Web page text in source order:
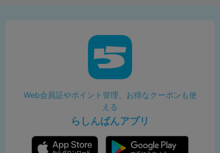
Web会員証やポイント管理、お得なクーポンも使
える
らしんばんアプリ